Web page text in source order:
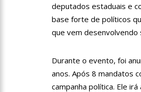
deputados estaduais e
base forte de políticos
que vem desenvolvendo
Durante o evento, foi
anos. Após 8 mandatos
campanha política. Ele